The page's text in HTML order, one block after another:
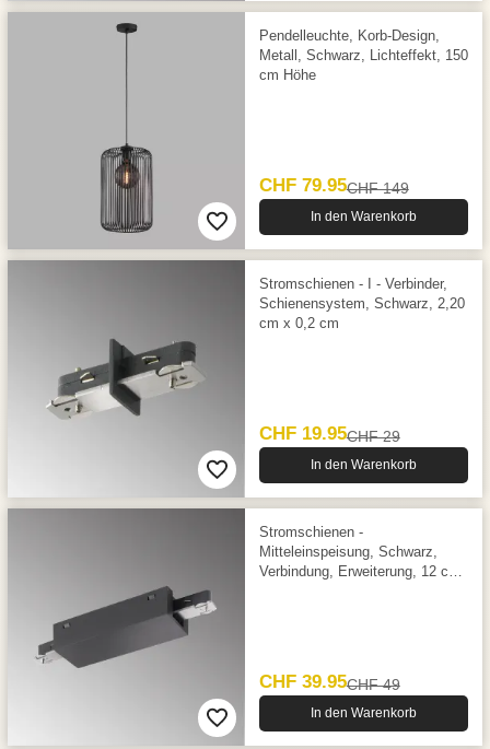
Pendelleuchte, Korb-Design,
Metall, Schwarz, Lichteffekt, 150
cm Höhe
CHF 79.95CHF 149
In den Warenkorb
Stromschienen - I - Verbinder,
Schienensystem, Schwarz, 2,20
cm x 0,2 cm
CHF 19.95CHF 29
In den Warenkorb
Stromschienen -
Mitteleinspeisung, Schwarz,
Verbindung, Erweiterung, 12 cm
CHF 39.95CHF 49
In den Warenkorb